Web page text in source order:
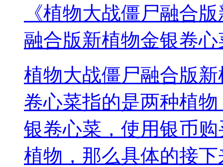
《植物大战僵尸融合
融合版新植物金银卷
植物大战僵尸融合版
卷心菜指的是两种植
银卷心菜，使用银币
植物，那么具体的接